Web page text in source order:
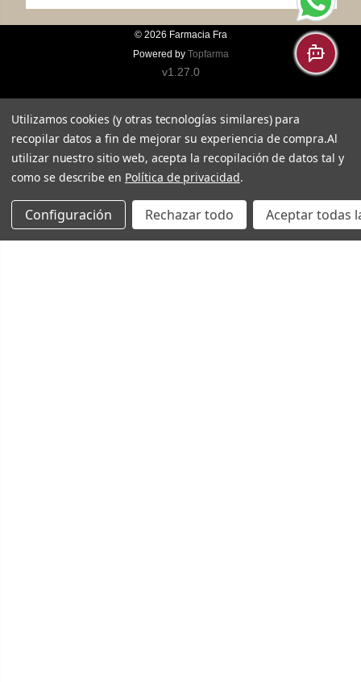
© 2026 Farmacia Fra
Powered by Topfarma
v1.27.0
Utilizamos cookies (y otras tecnologías similares) para
recopilar datos a fin de mejorar su experiencia de compra.Al
utilizar nuestro sitio web, acepta la recopilación de datos tal y
como se describe en Política de privacidad.
Configuración Rechazar todo Aceptar todas